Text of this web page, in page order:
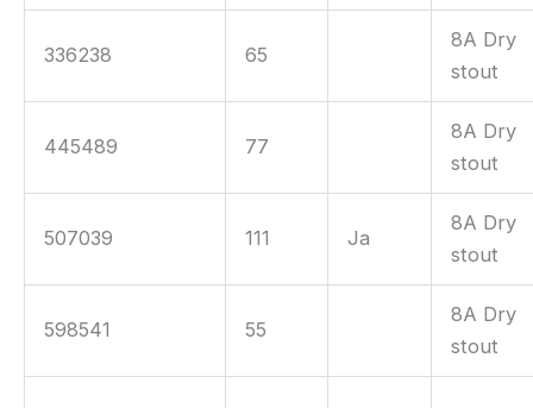
336238 65
8A Dry
stout
445489 77
8A Dry
stout
507039 111 Ja
8A Dry
stout
598541 55
8A Dry
stout